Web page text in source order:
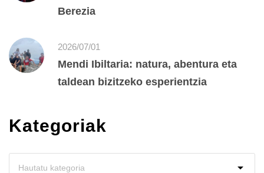
Berezia
2026/07/01
Mendi Ibiltaria: natura, abentura eta
taldean bizitzeko esperientzia
Kategoriak